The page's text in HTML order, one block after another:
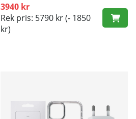
3940 kr
Rek pris: 5790 kr(- 1850
kr)